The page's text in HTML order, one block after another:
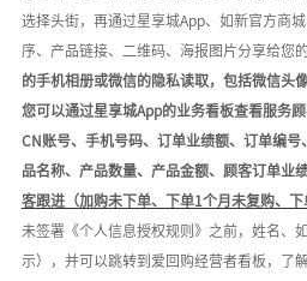
选择头街，再通过星享城App、如新官方商
序、产品链接、二维码、海报图片分享给您
的手机相册或微信的隐私读取，包括微信头
您可以通过星享城App的业务看板查看服务
CN账号、手机号码、订单业绩额、订单编
品名称、产品数量、产品金额、顾客订单业
客跟进（加购未下单、下单1个月未复购、下
未签署《个人信息授权规则》之前，姓名、
示），并可以跳转到爱回购经营者看板，了